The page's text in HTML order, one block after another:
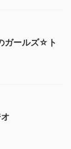
ガールズ☆ト
オ